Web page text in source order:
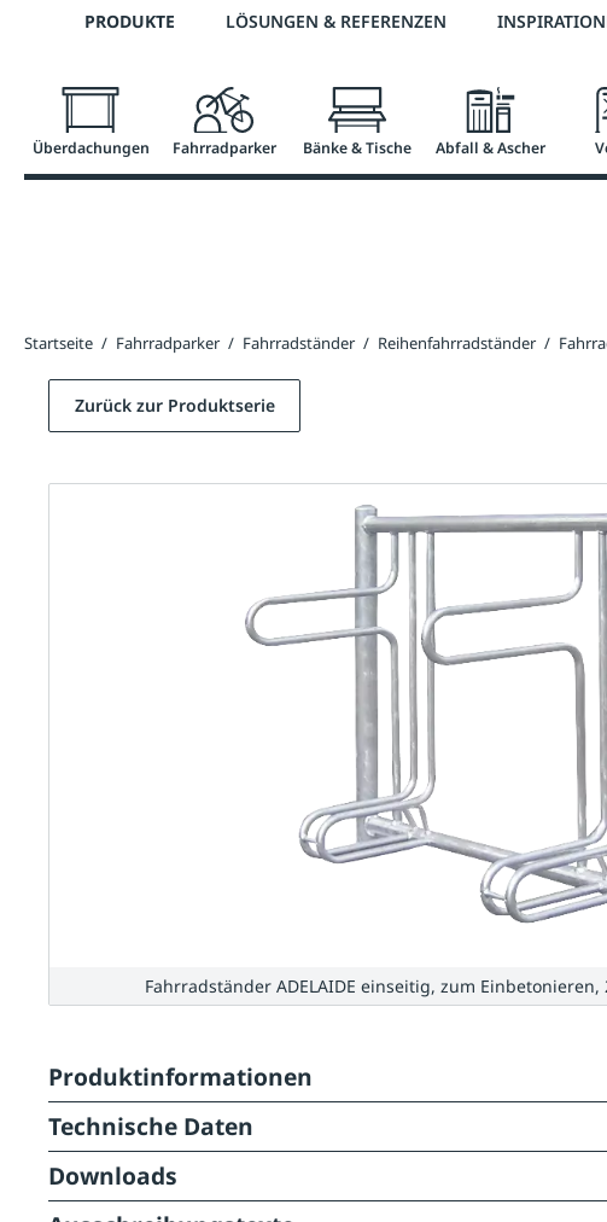
Zur Hauptnavigation springen
Telefon: 0800 / 100 49 02 2 %
PRODUKTE LÖSUNGEN & REFERENZEN
Überdachungen Fahrradparker Bänke & Tische Abfall & Ascher
Startseite / Fahrradparker / Fahrradständer / Reihenfahrradständer /
Zurück zur Produktserie
Fahrradständer ADELAIDE einseitig, zum
Produktinformationen
Technische Daten
Downloads